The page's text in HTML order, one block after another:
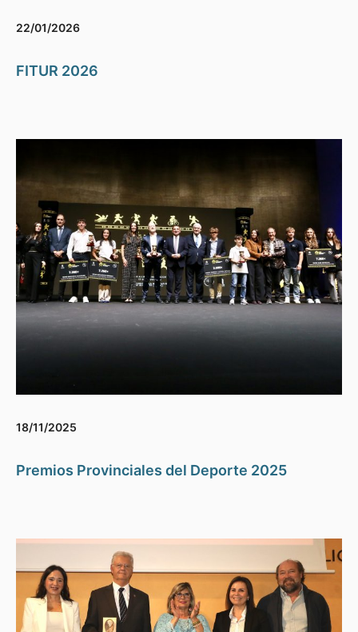
22/01/2026
FITUR 2026
18/11/2025
Premios Provinciales del Deporte 2025